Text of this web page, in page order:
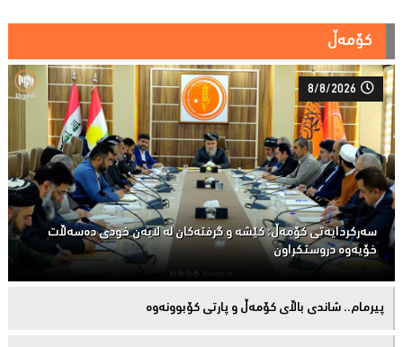
کۆمەڵ
8/8/2026
سەركردایەتی كۆمەڵ: كێشە و گرفتەكان لە لایەن خودی دەسەڵات
خۆیەوە دروستكراون
پیرمام.. شاندی باڵای كۆمه‌ڵ و پارتی كۆبوونه‌وه‌